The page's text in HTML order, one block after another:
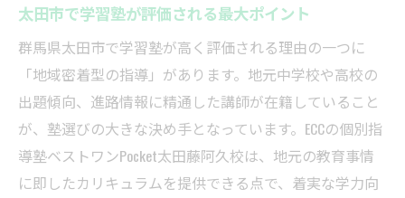
太田市で学習塾が評価される最大ポイント
群馬県太田市で学習塾が高く評価される理由の一つに
「地域密着型の指導」があります。地元中学校や高校の
出題傾向、進路情報に精通した講師が在籍していること
が、塾選びの大きな決め手となっています。ECCの個別指
導塾ベストワンPocket太田藤阿久校は、地元の教育事情
に即したカリキュラムを提供できる点で、着実な学力向